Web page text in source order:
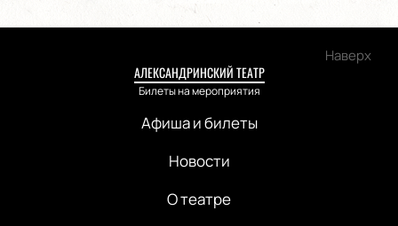
Наверх
АЛЕКСАНДРИНСКИЙ ТЕАТР
Билеты на мероприятия
Афиша и билеты
Новости
О театре